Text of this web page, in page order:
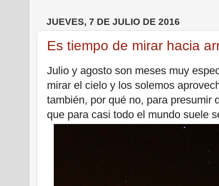
JUEVES, 7 DE JULIO DE 2016
Es tiempo de mirar hacia
Julio y agosto son meses muy
mirar el cielo y los solemos
también, por qué no, para presumir
que para casi todo el mundo suele